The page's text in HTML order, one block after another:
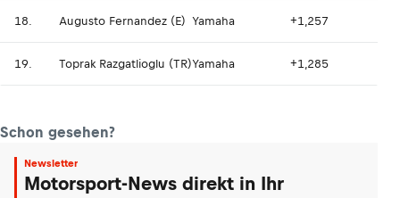
18. Augusto Fernandez (E) Yamaha +1,257
19. Toprak Razgatlioglu (TR)Yamaha +1,285
Schon gesehen?
Newsletter
Motorsport-News direkt in Ihr